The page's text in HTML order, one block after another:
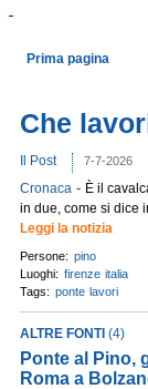
Prima pagina
Che
Il Post 7-7-2026
Cronaca - È il
in due, come si dice
Leggi la notizia
Persone: pino
Luoghi: firenze italia
Tags: ponte lavori
ALTRE FONTI (4)
Ponte al Pino,
Roma a